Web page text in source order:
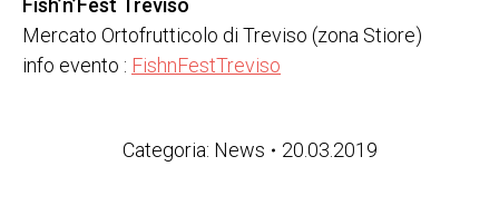
Fish’n’Fest Treviso
Mercato Ortofrutticolo di Treviso (zona Stiore)
info evento : FishnFestTreviso
Categoria: News 20.03.2019